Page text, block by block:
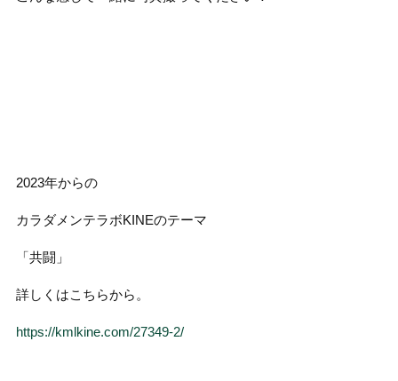
2023年からの
カラダメンテラボKINEのテーマ
「共闘」
詳しくはこちらから。
https://kmlkine.com/27349-2/